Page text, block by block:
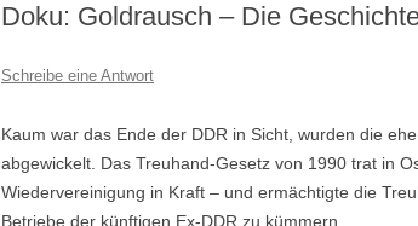
Doku: Goldrausch – Die
Schreibe eine Antwort
Kaum war das Ende der DDR in Sicht, wurden die
abgewickelt. Das Treuhand-Gesetz von 1990 trat in
Wiedervereinigung in Kraft – und ermächtigte die
Betriebe der künftigen Ex-DDR zu kümmern.